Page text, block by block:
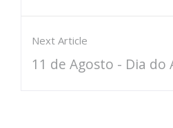
Next Article
11 de Agosto - Dia do